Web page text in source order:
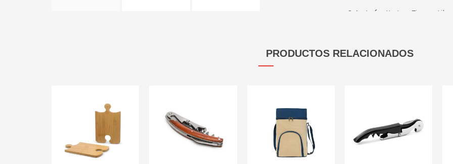
Categoría: Hogar y Tiempo Libre
PRODUCTOS RELACIONADOS